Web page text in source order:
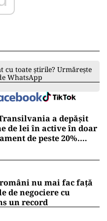
cu toate știrile? Urmărește
WhatsApp
a depășit
de lei în active în doar
de peste 20%.
nu mai fac față
de negociere cu
un record